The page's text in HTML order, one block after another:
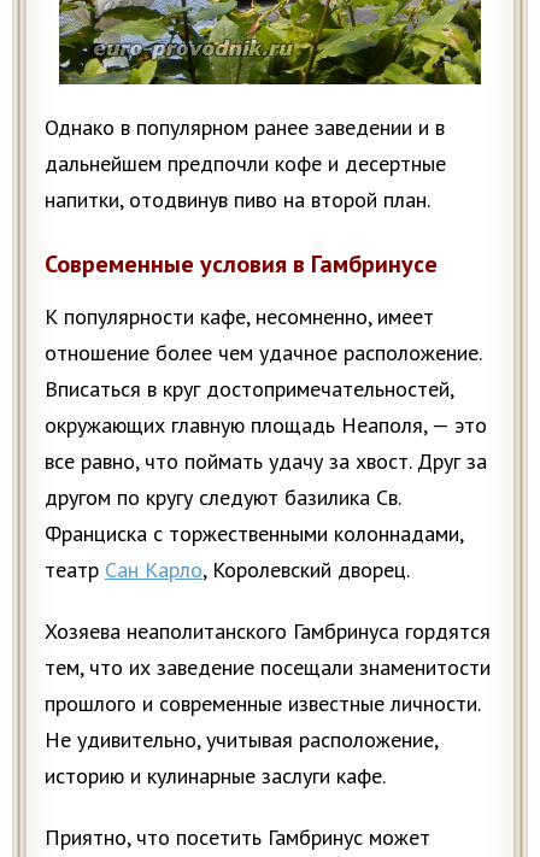
Однако в популярном ранее заведении и в
дальнейшем предпочли кофе и десертные
напитки, отодвинув пиво на второй план.
Современные условия в Гамбринусе
К популярности кафе, несомненно, имеет
отношение более чем удачное расположение.
Вписаться в круг достопримечательностей,
окружающих главную площадь Неаполя, — это
все равно, что поймать удачу за хвост. Друг за
другом по кругу следуют базилика Св.
Франциска с торжественными колоннадами,
театр Сан Карло, Королевский дворец.
Хозяева неаполитанского Гамбринуса гордятся
тем, что их заведение посещали знаменитости
прошлого и современные известные личности.
Не удивительно, учитывая расположение,
историю и кулинарные заслуги кафе.
Приятно, что посетить Гамбринус может